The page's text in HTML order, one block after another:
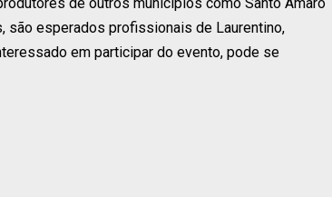
de outros municípios como Santo Amaro
esperados profissionais de Laurentino,
em participar do evento, pode se